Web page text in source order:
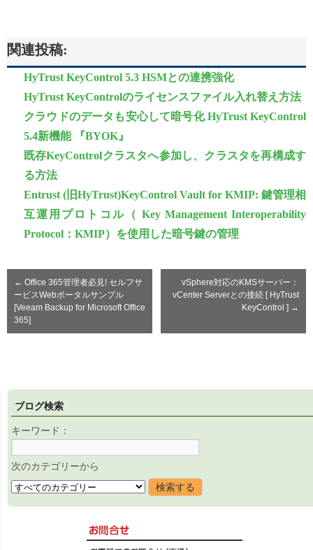
関連投稿:
HyTrust KeyControl 5.3 HSMとの連携強化
HyTrust KeyControlのライセンスファイル入れ替え方法
クラウドのデータも安心して暗号化 HyTrust KeyControl
5.4新機能 『BYOK』
既存KeyControlクラスタへ参加し、クラスタを再構成す
る方法
Entrust (旧HyTrust)KeyControl Vault for KMIP: 鍵管理相
互運用プロトコル（ Key Management Interoperability
Protocol：KMIP）を使用した暗号鍵の管理
← Office 365管理者必見! セルフサ
ービスWebポータルサンプル
[Veeam Backup for Microsoft Office
365]
vSphere対応のKMSサーバー：
vCenter Serverとの接続 [ HyTrust
KeyControl ] →
ブログ検索
キーワード：
次のカテゴリーから